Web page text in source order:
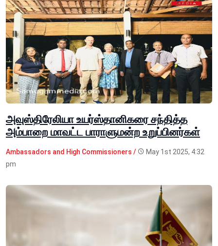
அவுஸ்திரேலியா உயர்ஸ்தானிகரை சந்தித்த
அம்பாறை மாவட்ட பாராளுமன்ற உறுப்பினர்கள்
Ambassadors and High Commissioners /
May 1st 2025, 4:32
pm